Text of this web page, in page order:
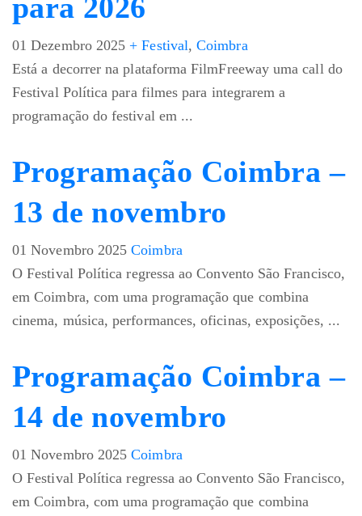
para 2026
01 Dezembro 2025 + Festival,Coimbra
Está a decorrer na plataforma FilmFreeway uma call do
Festival Política para filmes para integrarem a
programação do festival em ...
Programação Coimbra –
13 de novembro
01 Novembro 2025 Coimbra
O Festival Política regressa ao Convento São Francisco,
em Coimbra, com uma programação que combina
cinema, música, performances, oficinas, exposições, ...
Programação Coimbra –
14 de novembro
01 Novembro 2025 Coimbra
O Festival Política regressa ao Convento São Francisco,
em Coimbra, com uma programação que combina